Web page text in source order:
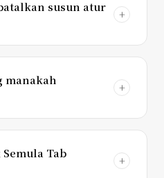
susun atur
manakah
Tab